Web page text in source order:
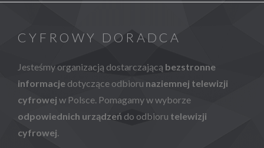
CYFROWY DORADCA
Jesteśmy organizacją dostarczającą bezstronne
informacje dotyczące odbioru naziemnej telewizji
cyfrowej w Polsce. Pomagamy w wyborze
odpowiednich urządzeń do odbioru telewizji
cyfrowej